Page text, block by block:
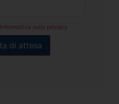
Informativa sulla privacy